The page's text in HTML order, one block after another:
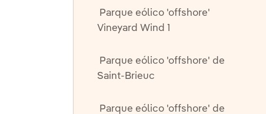
Parque eólico 'offshore'
Vineyard Wind 1
Parque eólico 'offshore' de
Saint-Brieuc
Parque eólico 'offshore' de